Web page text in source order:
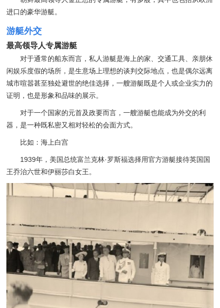
进口的豪华游艇。
游艇外交
最高领导人专属游艇
对于通常的船东而言，私人游艇是海上的家、交通工具、亲朋休
闲娱乐度假的场所，是生意场上理想的谈判交际地点，也是偶尔远离
城市喧嚣甚至独处避世的绝佳选择，一艘游艇既是个人或企业实力的
证明，也是形象和品味的展示。
对于一个国家的元首及政要而言，一艘游艇也能成为外交的利
器，是一种既私密又相对轻松的会面方式。
比如：海上白宫
1939年，美国总统富兰克林·罗斯福选择用官方游艇接待英国国
王乔治六世和伊丽莎白女王。